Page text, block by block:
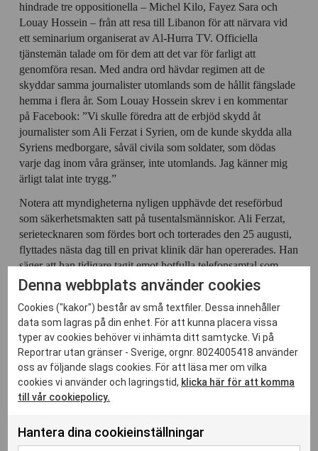
hindrade tre oppositionella – Michel Kilo, Fayez Sara och
Louay Hossein – från att resa till Libanon för att närvara vid
ett seminarium organiserat av Al-Hurra TV. Officiella
tjänstemän talade om för dem att det var för farligt att
genomföra resan. Med andra ord hävdar regimen att de
skyddar samma journalister utomlands som de hållit fängslade
hemma i flera år. Som Louay Hossein skrev i en kommentar
på Facebook: ”Vi skulle föredra att de erbjöd skydd åt
journalister som Ali Ferzat i Syrien, om de kunde skydda alla
Syriens medborgare, såväl civila som soldater, som dödas
varje dag inom våra gränser, inte utomlands. Jag känner mig
ärligt talat inte trygg.”
Notera att myndigheterna nyligen upphävde det reseförbud
som säkerhetsmakten satt på tusentalsmänniskor. Ali Ferzat,
serietecknaren som fördes bort och torterades den 25 augusti,
flyttades nästa dag till en privat klinik där han opererades. Han
säger att han tidigare tagit emot hotfulla telefonsamtal som
varnade honom för att fortsätta kritisera regimen. En
demonstration till stöd för Ali Ferzat organiserades utanför
hans hem.
Reportrar utan gränser beklagar att den saudiska
mediegruppen MBC har lagt ner den arabiskspråkiga
versionen av det amerikanska tv-programmet ”You Deserve
It” på grund av att programledaren Georges Kordahi öppet
uttryckte stöd för president Bashar Al-Assad.
Denna webbplats använder cookies
Cookies ("kakor") består av små textfiler. Dessa innehåller
data som lagras på din enhet. För att kunna placera vissa
typer av cookies behöver vi inhämta ditt samtycke. Vi på
Reportrar utan gränser - Sverige, orgnr. 8024005418 använder
oss av följande slags cookies. För att läsa mer om vilka
cookies vi använder och lagringstid, klicka här för att komma
till vår cookiepolicy.
Hantera dina cookieinställningar